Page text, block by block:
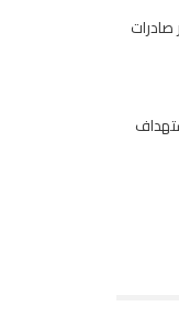
بعد استهداف